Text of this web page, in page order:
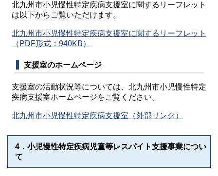
北九州市小児慢性特定疾病支援室に関するリーフレット
は以下からご覧いただけます。
北九州市小児慢性特定疾病支援室に関するリーフレット
（PDF形式：940KB）
支援室のホームページ
支援室の活動状況等については、北九州市小児慢性特定
疾病支援室ホームページをご覧ください。
北九州市小児慢性特定疾病支援室（外部リンク）
4．小児慢性特定疾病児童等レスパイト支援事業につい
て